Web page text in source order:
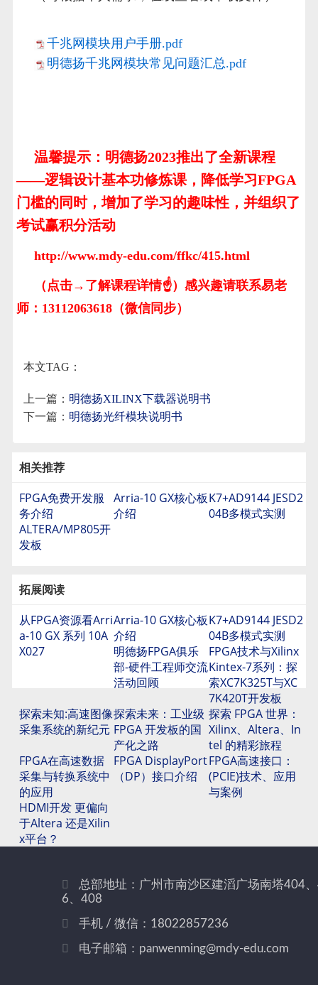
千兆网模块用户手册.pdf
明德扬千兆网模块常见问题汇总.pdf
温馨提示：明德扬2023推出了全新课程
——逻辑设计基本功修炼课，降低学习FPGA
门槛的同时，增加了学习的趣味性，并组织了
考试赢积分活动
http://www.mdy-edu.com/ffkc/415.html
（点击→了解课程详情☝）感兴趣请联系易老
师：13112063618（微信同步）
本文TAG：
上一篇： 明德扬XILINX下载器说明书
下一篇： 明德扬光纤模块说明书
相关推荐
FPGA免费开发服
务介绍
Arria-10 GX核心板
介绍
K7+AD9144 JESD2
04B多模式实测
ALTERA/MP805开
发板
拓展阅读
从FPGA资源看Arri
a-10 GX 系列 10A
X027
Arria-10 GX核心板
介绍
K7+AD9144 JESD2
04B多模式实测
明德扬FPGA俱乐
部-硬件工程师交流
活动回顾
FPGA技术与Xilinx
Kintex-7系列：探
索XC7K325T与XC
7K420T开发板
探索未知:高速图像
采集系统的新纪元
探索未来：工业级
FPGA 开发板的国
产化之路
探索 FPGA 世界：
Xilinx、Altera、In
tel 的精彩旅程
FPGA在高速数据
采集与转换系统中
的应用
FPGA DisplayPort
（DP）接口介绍
FPGA高速接口：
(PCIE)技术、应用
与案例
HDMI开发 更偏向
于Altera 还是Xilin
x平台？
总部地址：广州市南沙区建滔广场南塔404
6、408
手机 / 微信：18022857236
电子邮箱：panwenming@mdy-edu.com